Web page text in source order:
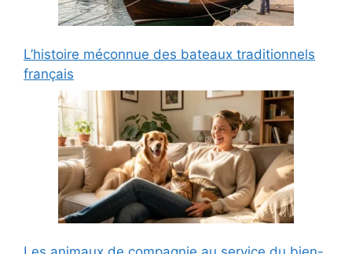
L’histoire méconnue des bateaux traditionnels
français